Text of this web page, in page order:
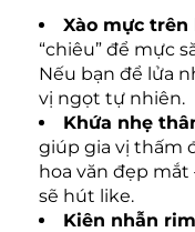
Xào mực
“chiêu” để mực
Nếu bạn để lửa
vị ngọt tự nhiên.
Khứa nhẹ
giúp gia vị thấm
hoa văn đẹp mắt
sẽ hút like.
Kiên nhẫn